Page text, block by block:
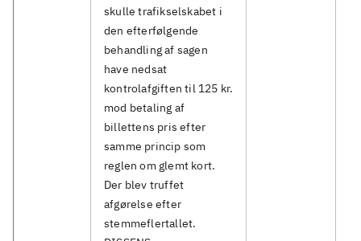
skulle trafikselskabet i
den efterfølgende
behandling af sagen
have nedsat
kontrolafgiften til 125 kr.
mod betaling af
billettens pris efter
samme princip som
reglen om glemt kort.
Der blev truffet
afgørelse efter
stemmeflertallet.